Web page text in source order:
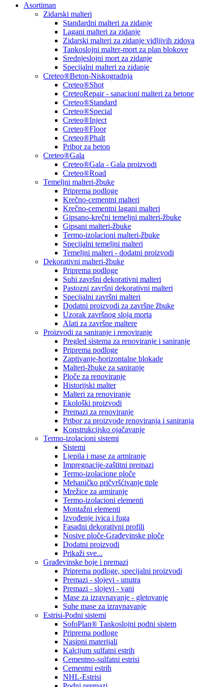
Asortiman
Zidarski malteri
Standardni malteri za zidanje
Lagani malteri za zidanje
Zidarski malteri za zidanje vidljivih zidova
Tankoslojni malter-mort za plan blokove
Srednjeslojni mort za zidanje
Specijalni malteri za zidanje
Creteo®Beton-Niskogradnja
Creteo®Shot
CreteoRepair - sanacioni malteri za betone
Creteo®Standard
Creteo®Special
Creteo®Inject
Creteo®Floor
Creteo®Phalt
Pribor za beton
Creteo®Gala
Creteo®Gala - Gala proizvodi
Creteo®Road
Temeljni malteri-žbuke
Priprema podloge
Krečno-cementni malteri
Krečno-cementni lagani malteri
Gipsano-krečni temeljni malteri-žbuke
Gipsani malteri-žbuke
Termo-izolacioni malteri-žbuke
Specijalni temeljni malteri
Temeljni malteri - dodatni proizvodi
Dekorativni malteri-žbuke
Priprema podloge
Suhi završni dekorativni malteri
Pastozni završni dekorativni malteri
Specijalni završni malteri
Dodatni proizvodi za završne žbuke
Uzorak završnog sloja morta
Alati za završne maltere
Proizvodi za saniranje i renoviranje
Pregled sistema za renoviranje i saniranje
Priprema podloge
Zaptivanje-horizontalne blokade
Malteri-žbuke za saniranje
Ploče za renoviranje
Historijski malter
Malteri za renoviranje
Ekološki proizvodi
Premazi za renoviranje
Pribor za proizvode renoviranja i saniranja
Konstrukcijsko ojačavanje
Termo-izolacioni sistemi
Sistemi
Ljepila i mase za armiranje
Impregnacije-zaštitni premazi
Termo-izolacione ploče
Mehaničko pričvršćivanje tiple
Mrežice za armiranje
Termo-izolacioni elementi
Montažni elementi
Izvođenje ivica i fuga
Fasadni dekorativni profili
Nosive ploče-Građevinske ploče
Dodatni proizvodi
Prikaži sve...
Građevinske boje i premazi
Priprema podloge, specijalni proizvodi
Premazi - slojevi - unutra
Premazi - slojevi - vani
Mase za izravnavanje - gletovanje
Suhe mase za izravnavanje
Estrisi-Podni sistemi
SofoPlan® Tankoslojni podni sistem
Priprema podloge
Nasipni materijali
Kalcijum sulfatni estrih
Cementno-sulfatni estrisi
Cementni estrih
NHL-Estrisi